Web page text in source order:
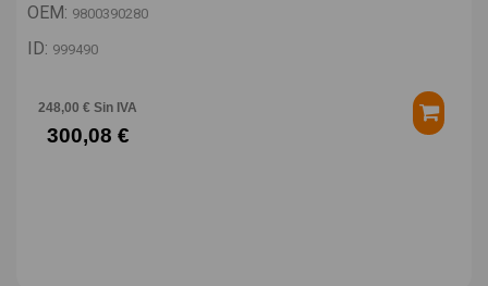
OEM: 9800390280
ID: 999490
248,00 € Sin IVA
300,08 €